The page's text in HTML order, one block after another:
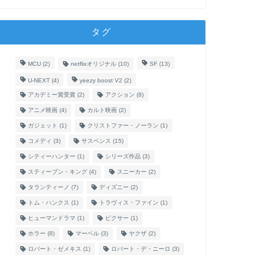
タグ
MCU(2) netflixオリジナル(10) SF(13)
U-NEXT(4) yeezy boost V2 (2)
アカデミー賞受賞(2) アクション (8)
アニメ映画(4) カルト映画(2)
ガジェット (1) クリストファー・ノーラン (1)
コメディ (3) サスペンス (15)
シティーハンター (1) シリーズ作品(3)
スティーブン・キング(4) スニーカー (2)
タランティーノ (7) ディズニー (2)
トム・ハンクス (1) トラヴィス・ファイン (1)
ヒューマンドラマ (1) ピクサー (1)
ホラー (8) マーベル(3) ヤクザ(2)
ロバート・ゼメキス (1) ロバート・デ・ニーロ (3)